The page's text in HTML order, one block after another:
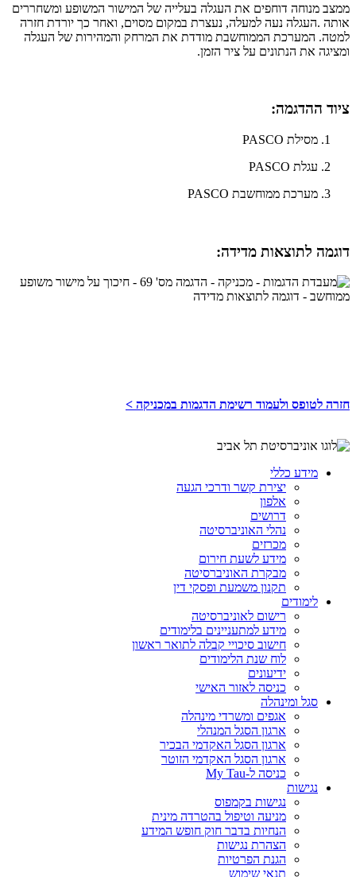
ממצב מנוחה דוחפים את העגלה בעלייה של המישור המשופע ומשחררים
אותה .העגלה נעה למעלה, נעצרת במקום מסוים, ואחר כך יורדת חזרה
למטה. המערכת הממוחשבת מודדת את המרחק והמהירות של העגלה
ומציגה את הנתונים על ציר הזמן.
ציוד ההדגמה:
מסילת PASCO
עגלת PASCO
מערכת ממוחשבת PASCO
דוגמה לתוצאות מדידה:
חזרה לטופס ולעמוד רשימת הדגמות במכניקה >
מידע כללי
יצירת קשר ודרכי הגעה
אלפון
דרושים
נהלי האוניברסיטה
מכרזים
מידע לשעת חירום
מבקרת האוניברסיטה
תקנון משמעת ופסקי דין
לימודים
רישום לאוניברסיטה
מידע למתעניינים בלימודים
חישוב סיכויי קבלה לתואר ראשון
לוח שנת הלימודים
ידיעונים
כניסה לאזור האישי
סגל ומינהלה
אגפים ומשרדי מינהלה
ארגון הסגל המנהלי
ארגון הסגל האקדמי הבכיר
ארגון הסגל האקדמי הזוטר
כניסה ל-My Tau
נגישות
נגישות בקמפוס
מניעה וטיפול בהטרדה מינית
הנחיות בדבר חוק חופש המידע
הצהרת נגישות
הגנת הפרטיות
תנאי שימוש